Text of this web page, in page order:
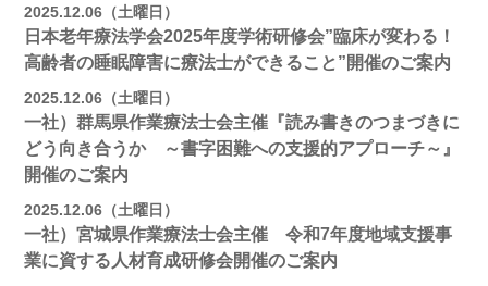
2025.12.06（土曜日）
日本老年療法学会2025年度学術研修会”臨床が変わる！
高齢者の睡眠障害に療法士ができること”開催のご案内
2025.12.06（土曜日）
一社）群馬県作業療法士会主催『読み書きのつまづきに
どう向き合うか ～書字困難への支援的アプローチ～』
開催のご案内
2025.12.06（土曜日）
一社）宮城県作業療法士会主催 令和7年度地域支援事
業に資する人材育成研修会開催のご案内